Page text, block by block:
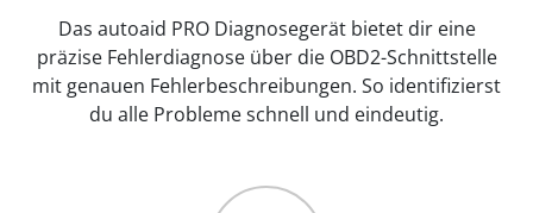
Das autoaid PRO Diagnosegerät bietet dir eine
präzise Fehlerdiagnose über die OBD2-Schnittstelle
mit genauen Fehlerbeschreibungen. So identifizierst
du alle Probleme schnell und eindeutig.